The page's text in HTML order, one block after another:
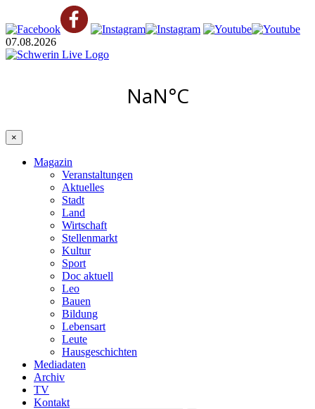
07.08.2026
×
Magazin
Veranstaltungen
Aktuelles
Stadt
Land
Wirtschaft
Stellenmarkt
Kultur
Sport
Doc aktuell
Leo
Bauen
Bildung
Lebensart
Leute
Hausgeschichten
Mediadaten
Archiv
TV
Kontakt